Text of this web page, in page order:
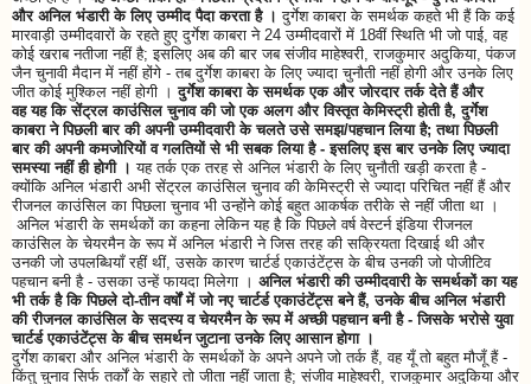
और अनिल भंडारी के लिए उम्मीद पैदा करता है । दुर्गेश काबरा के समर्थक कहते भी हैं कि कई
मारवाड़ी उम्मीदवारों के रहते हुए दुर्गेश काबरा ने 24 उम्मीदवारों में 18वीं स्थिति भी जो पाई, वह
कोई खराब नतीजा नहीं है; इसलिए अब की बार जब संजीव माहेश्वरी, राजकुमार अदुकिया, पंकज
जैन चुनावी मैदान में नहीं होंगे - तब दुर्गेश काबरा के लिए ज्यादा चुनौती नहीं होगी और उनके लिए
जीत कोई मुश्किल नहीं होगी ।दुर्गेश काबरा के समर्थक एक और जोरदार तर्क देते हैं और
वह यह कि सेंट्रल काउंसिल चुनाव की जो एक अलग और विस्तृत केमिस्ट्री होती है, दुर्गेश
काबरा ने पिछली बार की अपनी उम्मीदवारी के चलते उसे समझ/पहचान लिया है; तथा पिछली
बार की अपनी कमजोरियों व गलतियों से भी सबक लिया है - इसलिए इस बार उनके लिए ज्यादा
समस्या नहीं ही होगी । यह तर्क एक तरह से अनिल भंडारी के लिए चुनौती खड़ी करता है -
क्योंकि अनिल भंडारी अभी सेंट्रल काउंसिल चुनाव की केमिस्ट्री से ज्यादा परिचित नहीं हैं और
रीजनल काउंसिल का पिछला चुनाव भी उन्होंने कोई बहुत आकर्षक तरीके से नहीं जीता था ।
अनिल भंडारी के समर्थकों का कहना लेकिन यह है कि पिछले वर्ष वेस्टर्न इंडिया रीजनल
काउंसिल के चेयरमैन के रूप में अनिल भंडारी ने जिस तरह की सक्रियता दिखाई थी और
उनकी जो उपलब्धियाँ रहीं थीं, उसके कारण चार्टर्ड एकाउंटेंट्स के बीच उनकी जो पोजीटिव
पहचान बनी है - उसका उन्हें फायदा मिलेगा । अनिल भंडारी की उम्मीदवारी के समर्थकों का यह
भी तर्क है कि पिछले दो-तीन वर्षों में जो नए चार्टर्ड एकाउंटेंट्स बने हैं, उनके बीच अनिल भंडारी
की रीजनल काउंसिल के सदस्य व चेयरमैन के रूप में अच्छी पहचान बनी है - जिसके भरोसे युवा
चार्टर्ड एकाउंटेंट्स के बीच समर्थन जुटाना उनके लिए आसान होगा ।
दुर्गेश काबरा और अनिल भंडारी के समर्थकों के अपने अपने जो तर्क हैं, वह यूँ तो बहुत मौजूँ हैं -
किंतु चुनाव सिर्फ तर्कों के सहारे तो जीता नहीं जाता है; संजीव माहेश्वरी, राजकुमार अदुकिया और